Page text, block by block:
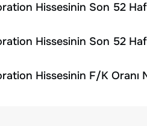
Hissesinin Son 52
Hissesinin Son 52
Hissesinin F/K Oranı